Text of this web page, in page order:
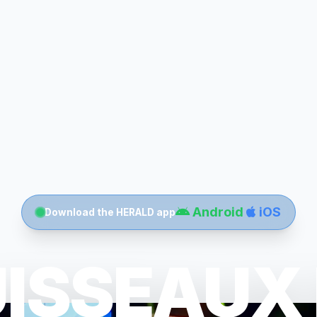
Download the HERALD app Android iOS